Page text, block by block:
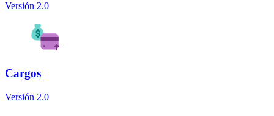
Versión 2.0
Cargos
Versión 2.0